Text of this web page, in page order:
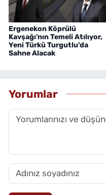
Ergenekon Köprülü
Kavşağı'nın Temeli Atılıyor,
Yeni Türkü Turgutlu'da
Sahne Alacak
Yorumlar